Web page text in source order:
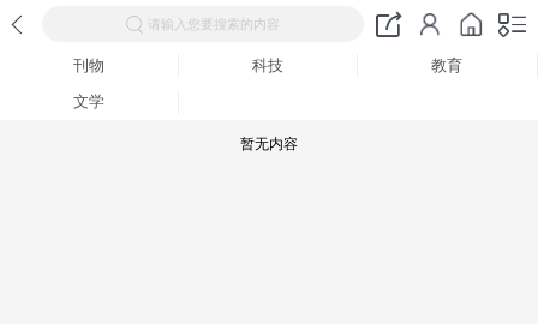
请输入您要搜索的内容
刊物 科技
教育
文学
暂无内容